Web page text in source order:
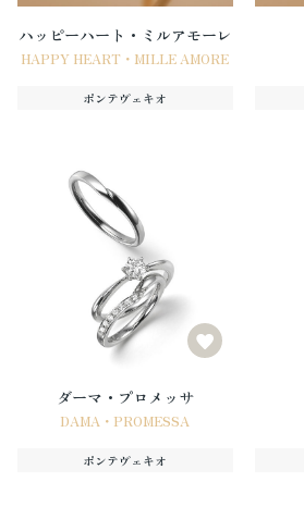
ハッピーハート・ミルアモーレ
HAPPY HEART・MILLE AMORE
ポンテヴェキオ
ダーマ・プロメッサ
DAMA・PROMESSA
ポンテヴェキオ